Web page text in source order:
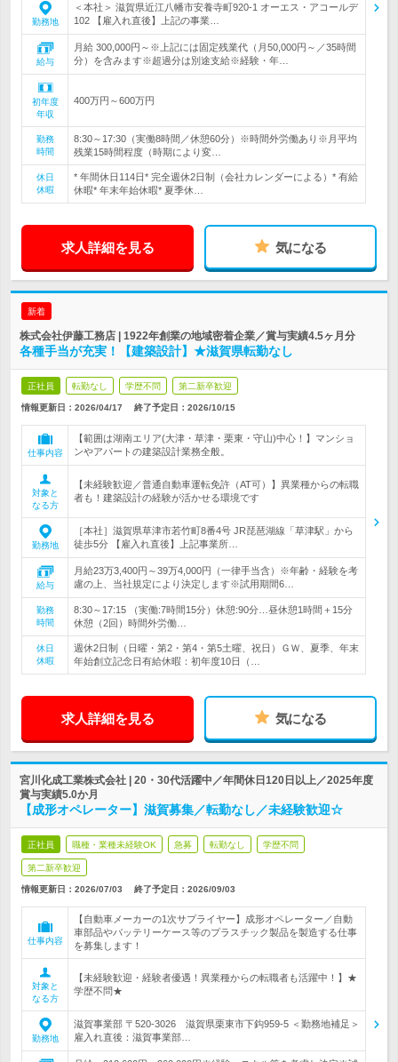
勤務地
＜本社＞ 滋賀県近江八幡市安養寺町920-1 オーエス・アコールデ
102 【雇入れ直後】上記の事業…
給与
月給 300,000円～※上記には固定残業代（月50,000円～／35時間
分）を含みます※超過分は別途支給※経験・年…
初年度
年収
400万円～600万円
勤務
時間
8:30～17:30（実働8時間／休憩60分）※時間外労働あり※月平均
残業15時間程度（時期により変…
休日
休暇
* 年間休日114日* 完全週休2日制（会社カレンダーによる）* 有給
休暇* 年末年始休暇* 夏季休…
求人詳細を見る 気になる
新着
株式会社伊藤工務店 | 1922年創業の地域密着企業／賞与実績4.5ヶ月分
各種手当が充実！【建築設計】★滋賀県転勤なし
正社員 転勤なし 学歴不問 第二新卒歓迎
情報更新日：2026/04/17 終了予定日： 2026/10/15
仕事内容
【範囲は湖南エリア(大津・草津・栗東・守山)中心！】マンショ
ンやアパートの建築設計業務全般。
対象と
なる方
【未経験歓迎／普通自動車運転免許（AT可）】異業種からの転職
者も！建築設計の経験が活かせる環境です
勤務地
［本社］滋賀県草津市若竹町8番4号 JR琵琶湖線「草津駅」から
徒歩5分 【雇入れ直後】上記事業所…
給与
月給23万3,400円～39万4,000円（一律手当含）※年齢・経験を考
慮の上、当社規定により決定します※試用期間6…
勤務
時間
8:30～17:15 （実働:7時間15分）休憩:90分…昼休憩1時間＋15分
休憩（2回）時間外労働…
休日
休暇
週休2日制（日曜・第2・第4・第5土曜、祝日）ＧＷ、夏季、年末
年始創立記念日有給休暇：初年度10日（…
求人詳細を見る 気になる
宮川化成工業株式会社 | 20・30代活躍中／年間休日120日以上／2025年度
賞与実績5.0か月
【成形オペレーター】滋賀募集／転勤なし／未経験歓迎☆
正社員 職種・業種未経験OK 急募 転勤なし 学歴不問
第二新卒歓迎
情報更新日：2026/07/03 終了予定日： 2026/09/03
仕事内容
【自動車メーカーの1次サプライヤー】成形オペレーター／自動
車部品やバッテリーケース等のプラスチック製品を製造する仕事
を募集します！
対象と
なる方
【未経験歓迎・経験者優遇！異業種からの転職者も活躍中！】★
学歴不問★
勤務地
滋賀事業部 〒520-3026 滋賀県栗東市下鈎959-5 ＜勤務地補足＞
雇入れ直後：滋賀事業部…